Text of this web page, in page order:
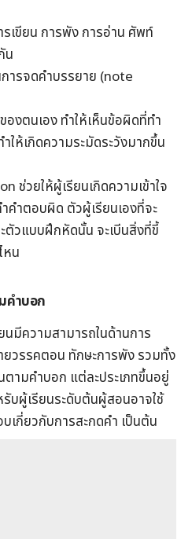
เขียน การพัง การอ่าน ศัพท์
น
ารจดคำบรรยาย (note
งตนเอง ทำให้เห็นข้อผิดที่ทำ
ให้เกิดความระมัดระวังมากขึ้น
ช่วยให้ผู้เรียนเกิดความเข้าใจ
คำตอบผิด ตัวผู้เรียนเองที่จะ
วแบบฝึกหัดนั้น จะเบีนสิ่งที่ขี้
หน
คำบอก
นมีความสามารถในด้านการ
วรรคตอน ทักษะการพัง รวมทั้ง
ตามคำบอก แต่ละประเภทขึ้นอยู่
บผู้เรียนระดับต้นผู้สอนอาจใช้
เกี่ยวกับการสะกดคำ เป็นต้น